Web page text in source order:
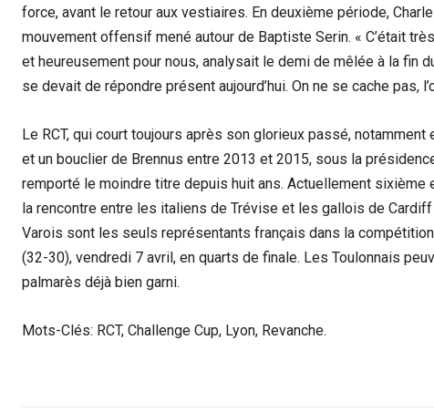
force, avant le retour aux vestiaires. En deuxième période,
mouvement offensif mené autour de Baptiste Serin. « C’était
et heureusement pour nous, analysait le demi de mêlée à la fin
se devait de répondre présent aujourd’hui. On ne se cache pas,
Le RCT, qui court toujours après son glorieux passé,
et un bouclier de Brennus entre 2013 et 2015, sous la
remporté le moindre titre depuis huit ans. Actuellement
la rencontre entre les italiens de Trévise et les gallois de
Varois sont les seuls représentants français dans la
(32-30), vendredi 7 avril, en quarts de finale. Les Toulonnais
palmarès déjà bien garni.
Mots-Clés: RCT, Challenge Cup, Lyon, Revanche.